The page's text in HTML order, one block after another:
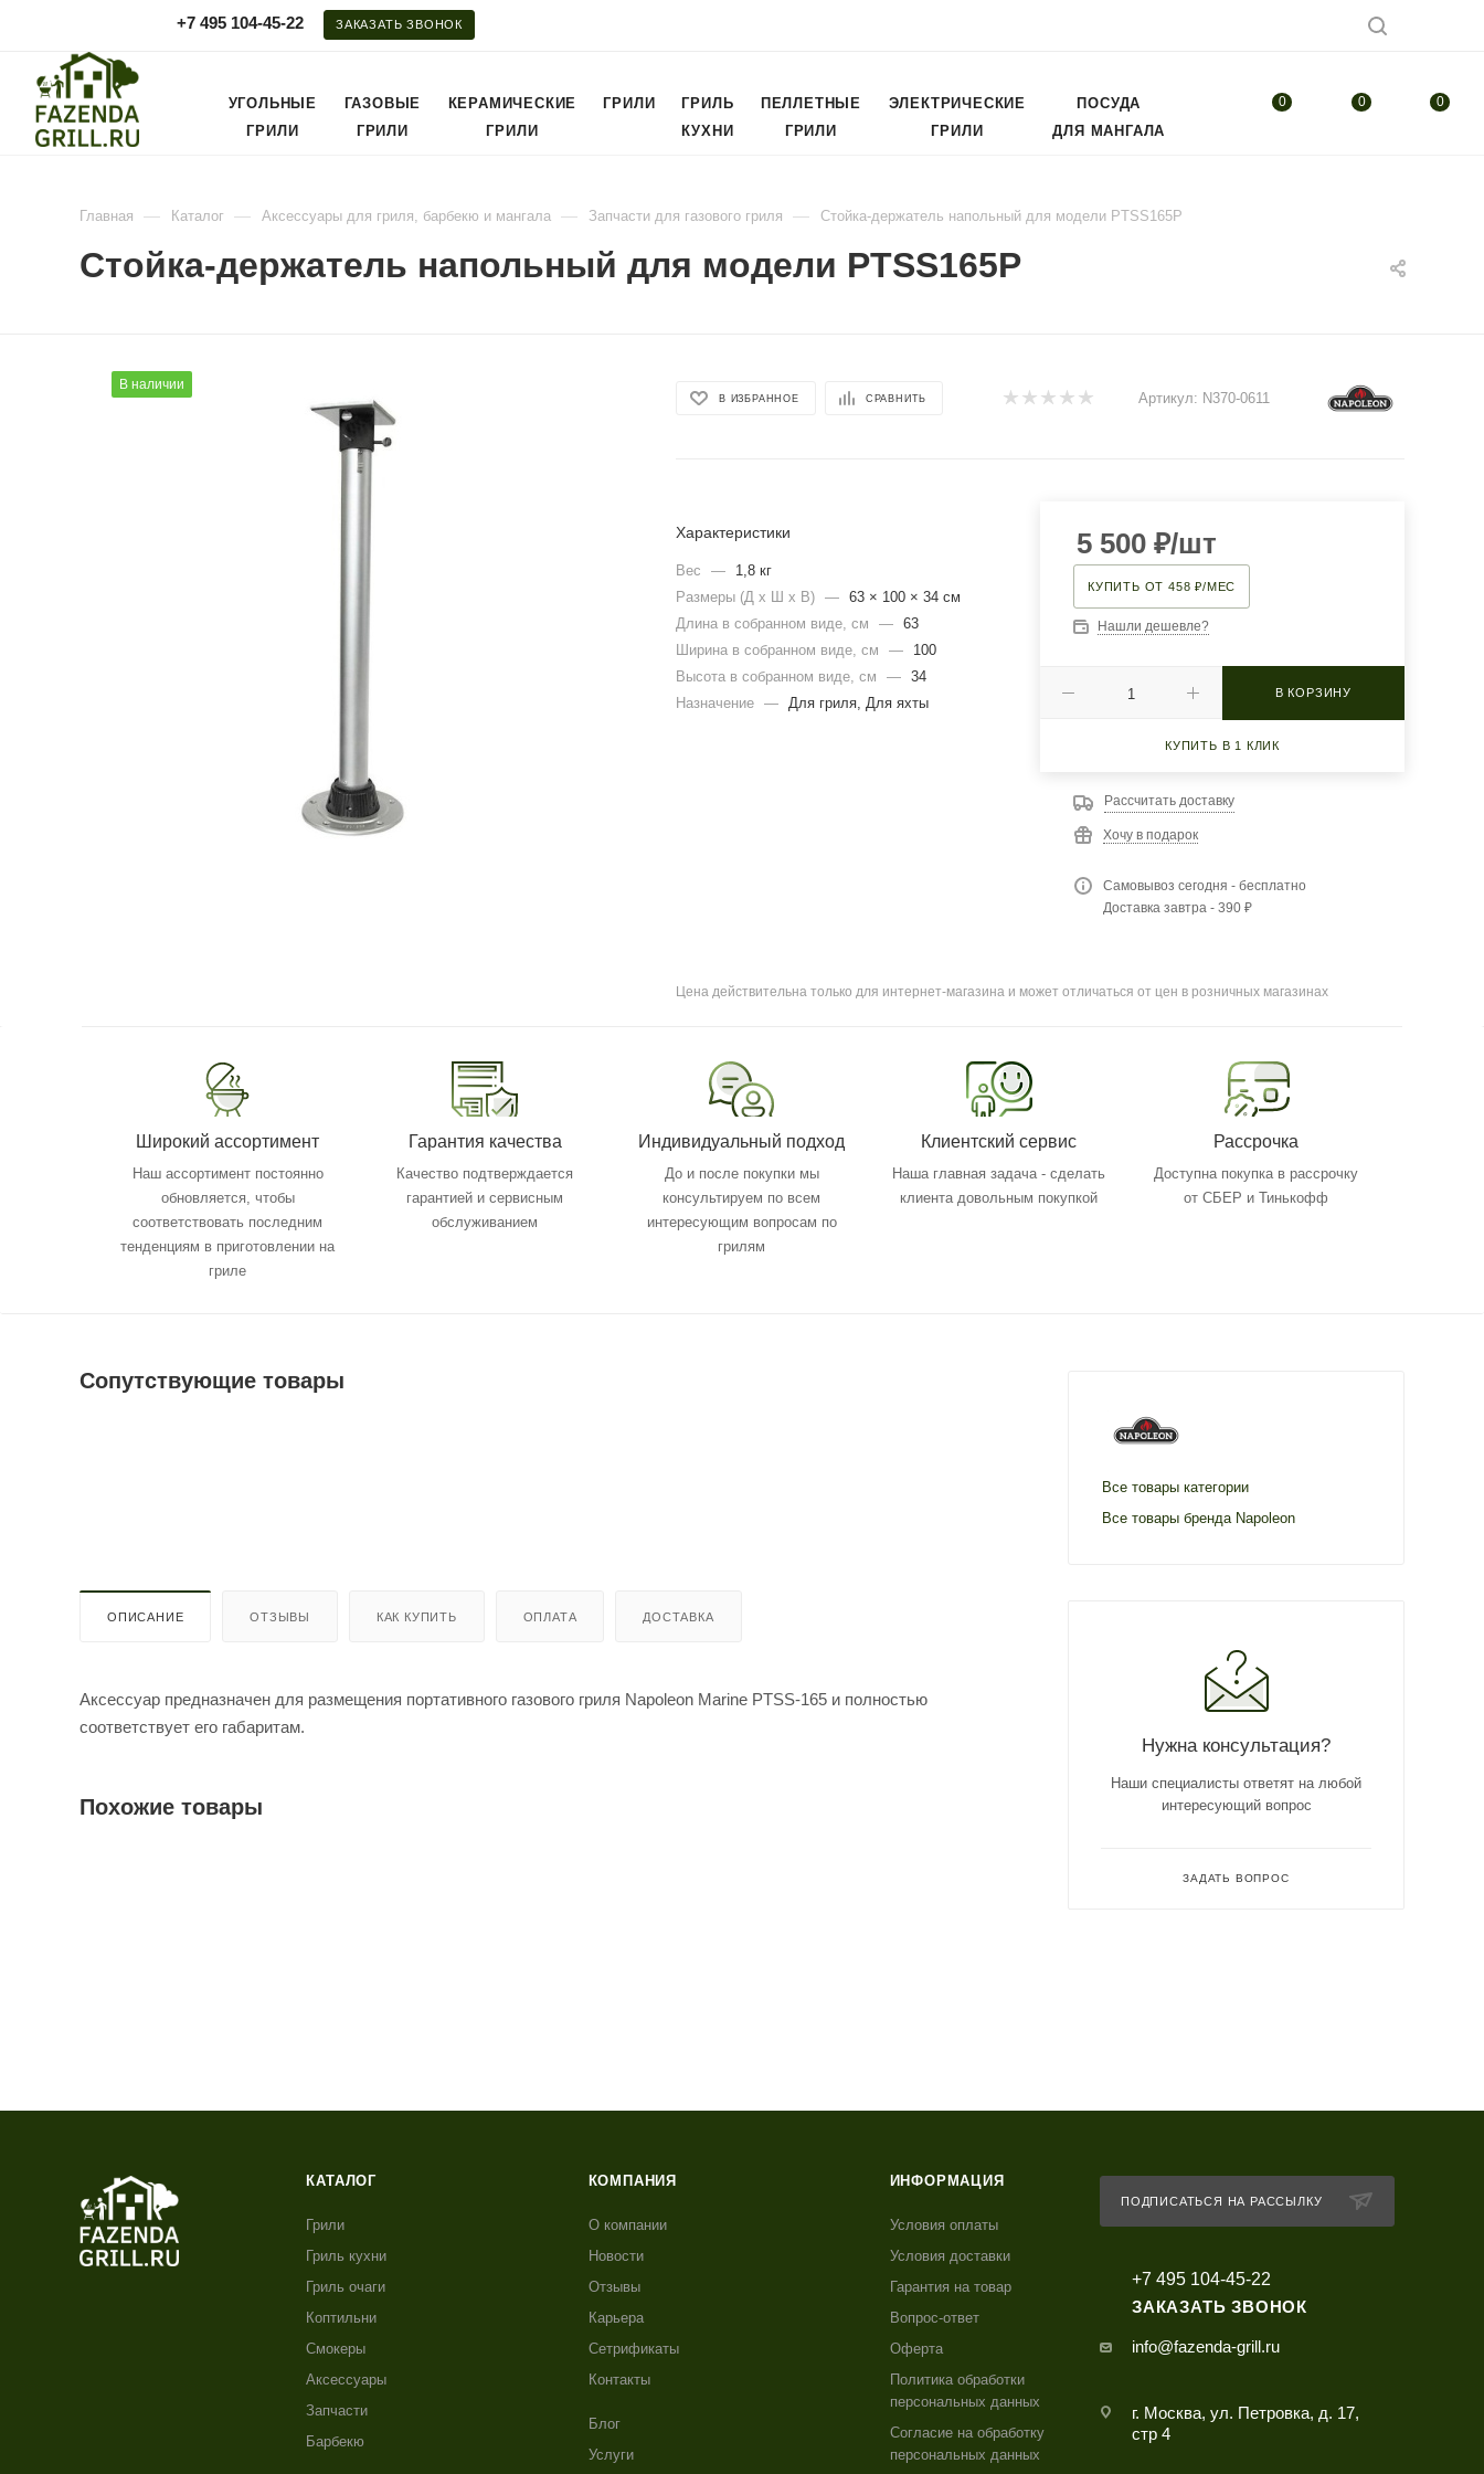
+7 495 104-45-22 ЗАКАЗАТЬ ЗВОНОК
0 0 0
УГОЛЬНЫЕ
ГРИЛИ
ГАЗОВЫЕ
ГРИЛИ
КЕРАМИЧЕСКИЕ
ГРИЛИ
ГРИЛИ
ГРИЛЬ
КУХНИ
ПЕЛЛЕТНЫЕ
ГРИЛИ
ЭЛЕКТРИЧЕСКИЕ
ГРИЛИ
ПОСУДА
ДЛЯ МАНГАЛА
Главная — Каталог — Аксессуары для гриля, барбекю и мангала — Запчасти для газового гриля — Стойка-держатель напольный для модели PTSS165P
Стойка-держатель напольный для модели PTSS165P
В наличии
В ИЗБРАННОЕ СРАВНИТЬ Артикул: N370-0611
Характеристики
Вес —
1,8 кг
Размеры (Д х Ш х В) — 63 × 100 × 34 см
Длина в собранном виде, см
— 63
Ширина в собранном виде, см
—
100
Высота в собранном виде, см
— 34
Назначение — Для гриля, Для яхты
5 500 ₽/шт
КУПИТЬ ОТ 458 ₽/МЕС
Нашли дешевле?
В КОРЗИНУ
КУПИТЬ В 1 КЛИК
Рассчитать доставку
Хочу в подарок
Самовывоз сегодня - бесплатно
Доставка завтра - 390 ₽
Цена действительна только для интернет-магазина и может отличаться от цен в розничных магазинах
Широкий ассортимент
Наш ассортимент постоянно
обновляется, чтобы
соответствовать последним
тенденциям в приготовлении на
гриле
Гарантия качества
Качество подтверждается
гарантией и сервисным
обслуживанием
Индивидуальный подход
До и после покупки мы
консультируем по всем
интересующим вопросам по
грилям
Клиентский сервис
Наша главная задача - сделать
клиента довольным покупкой
Рассрочка
Доступна покупка в рассрочку
от СБЕР и Тинькофф
Сопутствующие товары
ОПИСАНИЕ ОТЗЫВЫ КАК КУПИТЬ ОПЛАТА ДОСТАВКА
Аксессуар предназначен для размещения портативного газового гриля Napoleon Marine PTSS-165 и полностью
соответствует его габаритам.
Похожие товары
Все товары категории
Все товары бренда Napoleon
Нужна консультация?
Наши специалисты ответят на любой
интересующий вопрос
ЗАДАТЬ ВОПРОС
КАТАЛОГ
Грили
Гриль кухни
Гриль очаги
Коптильни
Смокеры
Аксессуары
Запчасти
Барбекю
КОМПАНИЯ
О компании
Новости
Отзывы
Карьера
Сетрификаты
Контакты
Блог
Услуги
ИНФОРМАЦИЯ
Условия оплаты
Условия доставки
Гарантия на товар
Вопрос-ответ
Оферта
Политика обработки
персональных данных
Согласие на обработку
персональных данных
ПОДПИСАТЬСЯ НА РАССЫЛКУ
+7 495 104-45-22
ЗАКАЗАТЬ ЗВОНОК
info@fazenda-grill.ru
г. Москва, ул. Петровка, д. 17,
стр 4